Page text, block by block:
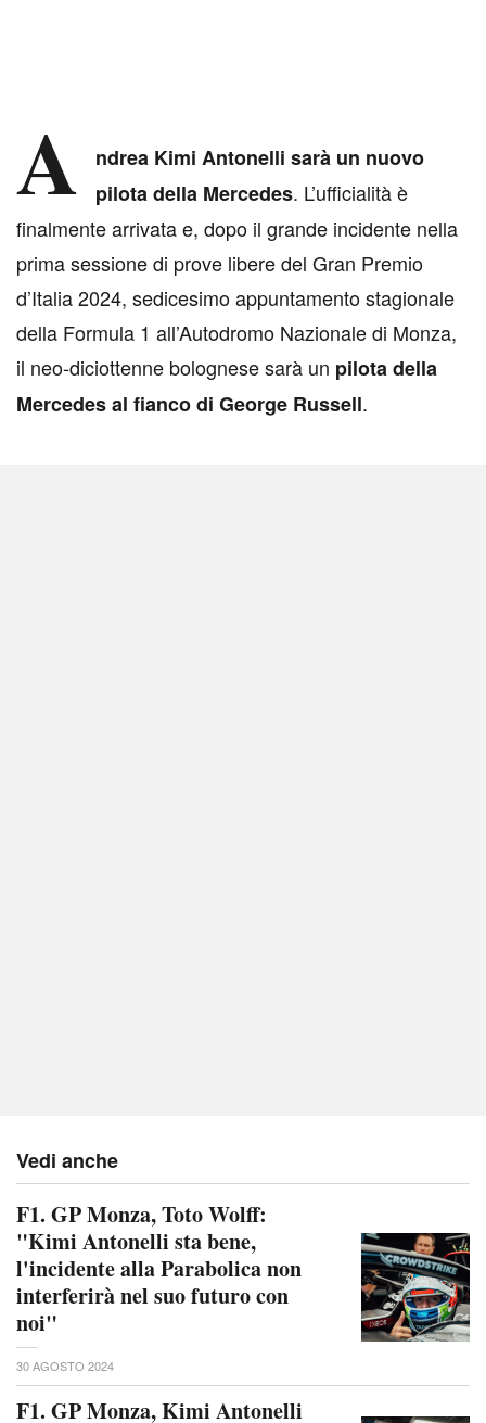
A ndrea Kimi Antonelli sarà un nuovo
pilota della Mercedes. L’ufficialità è
finalmente arrivata e, dopo il grande incidente nella
prima sessione di prove libere del Gran Premio
d’Italia 2024, sedicesimo appuntamento stagionale
della Formula 1 all’Autodromo Nazionale di Monza,
il neo-diciottenne bolognese sarà un pilota della
Mercedes al fianco di George Russell.
Vedi anche
F1. GP Monza, Toto Wolff:
"Kimi Antonelli sta bene,
l'incidente alla Parabolica non
interferirà nel suo futuro con
noi"
30 AGOSTO 2024
F1. GP Monza, Kimi Antonelli